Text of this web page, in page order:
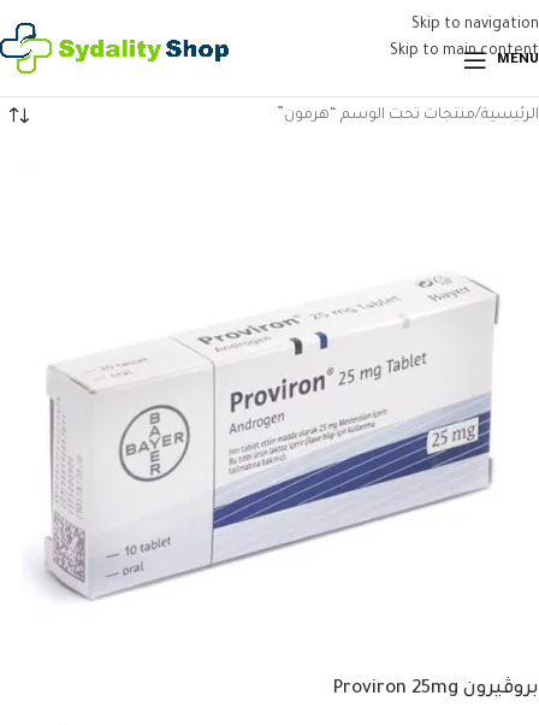
Skip to navigation
Skip to main content
MENU
الرئيسية منتجات تحت الوسم “هرمون”
بروڤيرون Proviron 25mg